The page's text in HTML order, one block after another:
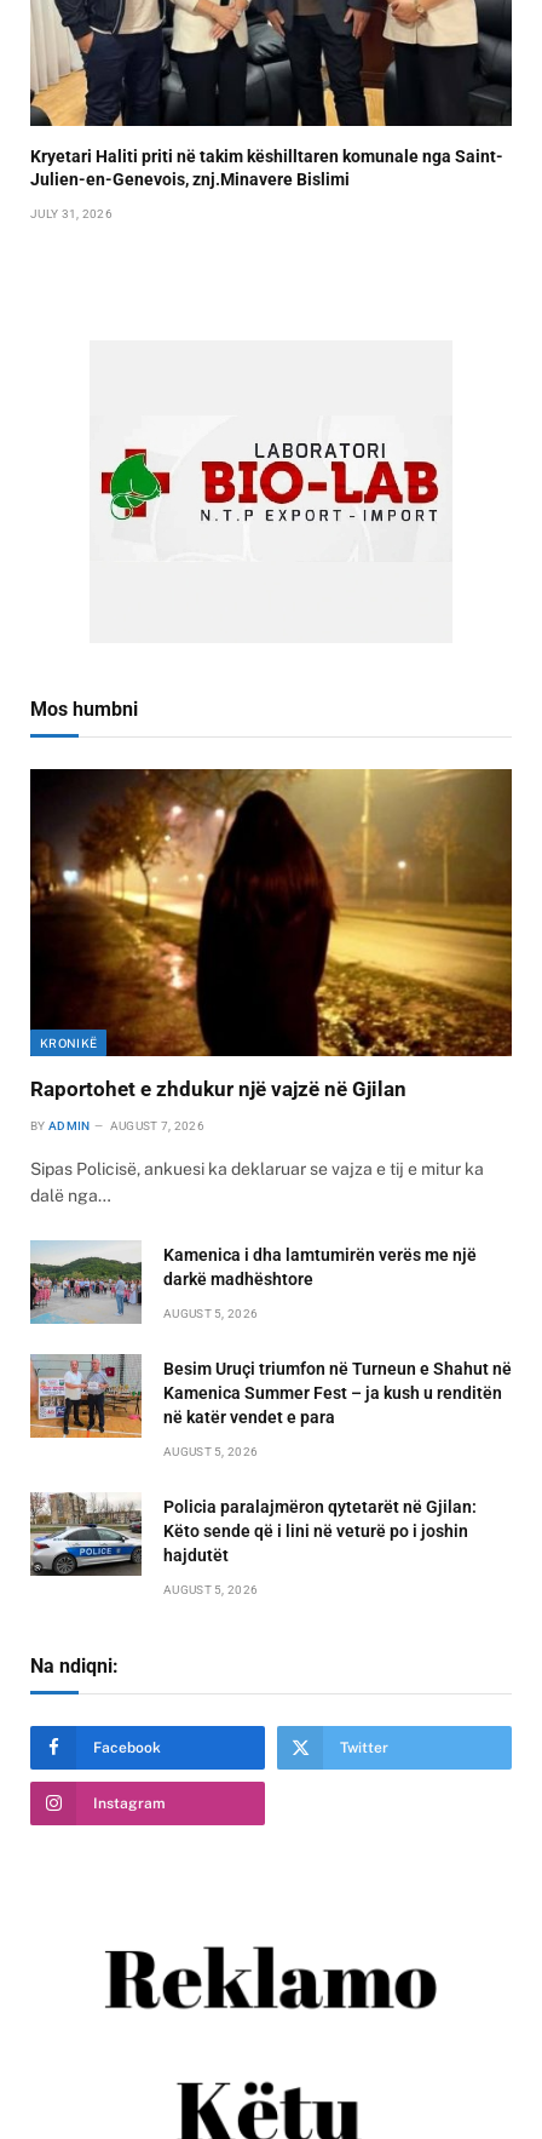
Kryetari Haliti priti në takim këshilltaren komunale nga Saint-
Julien-en-Genevois, znj.Minavere Bislimi
JULY 31, 2026
Mos humbni
KRONIKË
Raportohet e zhdukur një vajzë në Gjilan
BY ADMIN AUGUST 7, 2026
Sipas Policisë, ankuesi ka deklaruar se vajza e tij e mitur ka
dalë nga…
Kamenica i dha lamtumirën verës me një
darkë madhështore
AUGUST 5, 2026
Besim Uruçi triumfon në Turneun e Shahut në
Kamenica Summer Fest – ja kush u renditën
në katër vendet e para
AUGUST 5, 2026
Policia paralajmëron qytetarët në Gjilan:
Këto sende që i lini në veturë po i joshin
hajdutët
AUGUST 5, 2026
Na ndiqni:
Facebook Twitter
Instagram